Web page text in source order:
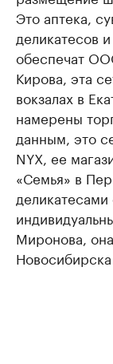
Это аптека,
деликатесов
обеспечат
Кирова, эта
вокзалах в
намерены
данным, это
NYX, ее
«Семья» в
Миронова,